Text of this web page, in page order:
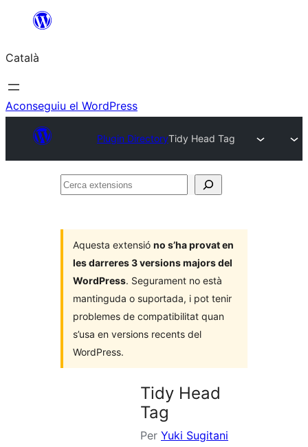
contingut
Català
Aconseguiu el WordPress
Plugin DirectoryTidy Head Tag
Cerca
Aquesta extensió no s’ha provat en
les darreres 3 versions majors del
WordPress. Segurament no està
mantinguda o suportada, i pot tenir
problemes de compatibilitat quan
s’usa en versions recents del
WordPress.
Tidy Head
Tag
Per Yuki Sugitani